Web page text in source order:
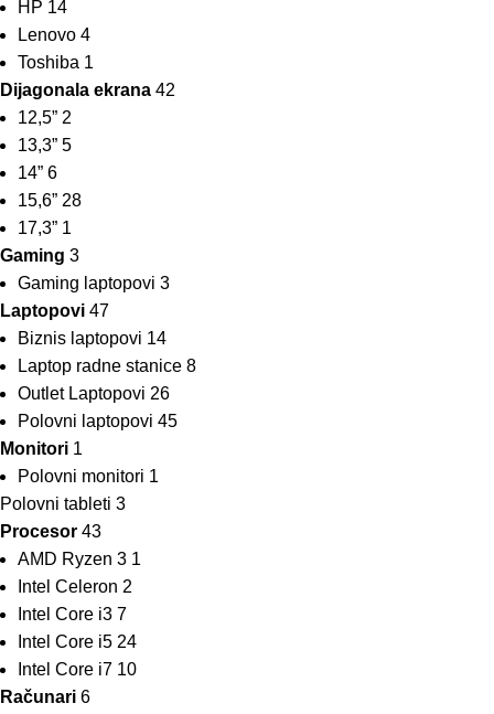
HP 14
Lenovo 4
Toshiba 1
Dijagonala ekrana 42
12,5” 2
13,3” 5
14” 6
15,6” 28
17,3” 1
Gaming 3
Gaming laptopovi 3
Laptopovi 47
Biznis laptopovi 14
Laptop radne stanice 8
Outlet Laptopovi 26
Polovni laptopovi 45
Monitori 1
Polovni monitori 1
Polovni tableti 3
Procesor 43
AMD Ryzen 3 1
Intel Celeron 2
Intel Core i3 7
Intel Core i5 24
Intel Core i7 10
Računari 6